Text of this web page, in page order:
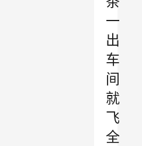
一
出
车
间
就
飞
全